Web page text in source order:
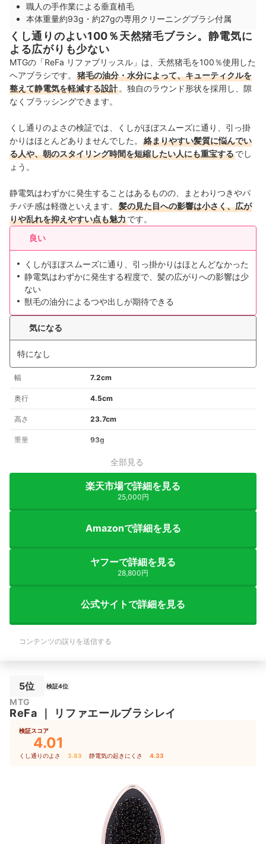
職人の手作業による垂直植毛
本体重量約93g・約27gの専用クリーニングブラシ付属
くし通りのよい100％天然猪毛ブラシ。静電気に
よる広がりも少ない
MTGの「ReFa リファブリッスル」は、天然猪毛を100％使用した
ヘアブラシです。
猪毛の油分・水分によって、キューティクルを
整えて静電気を軽減する設計 。独自のラウンド形状を採用し、隙
なくブラッシングできます。
くし通りのよさの検証では、くしがほぼスムーズに通り、引っ掛
かりはほとんどありませんでした。
絡まりやすい髪質に悩んでい
る人や、朝のスタイリング時間を短縮したい人にも重宝するでし
ょう。
静電気はわずかに発生することはあるものの、まとわりつきやパ
チパチ感は軽微といえます。
髪の見た目への影響は小さく、広が
りや乱れを抑えやすい点も魅力です。
良い
くしがほぼスムーズに通り、引っ掛かりはほとんどなかった
静電気はわずかに発生する程度で、髪の広がりへの影響は少
ない
獣毛の油分によるつや出しが期待できる
気になる
特になし
幅 7.2cm
奥行 4.5cm
高さ 23.7cm
重量 93g
全部見る
楽天市場で詳細を見る
25,000円
Amazonで詳細を見る
ヤフーで詳細を見る
28,800円
公式サイトで詳細を見る
コンテンツの誤りを送信する
5位 検証4位
MTG
ReFa リファエールブラシレイ
検証スコア
4.01
くし通りのよさ 3.83 静電気の起きにくさ 4.33